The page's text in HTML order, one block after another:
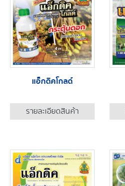
แอ็กดิคโกลด์
รายละเอียดสินค้า